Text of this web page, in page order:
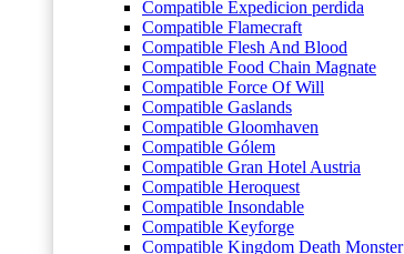
Compatible Expedicion perdida
Compatible Flamecraft
Compatible Flesh And Blood
Compatible Food Chain Magnate
Compatible Force Of Will
Compatible Gaslands
Compatible Gloomhaven
Compatible Gólem
Compatible Gran Hotel Austria
Compatible Heroquest
Compatible Insondable
Compatible Keyforge
Compatible Kingdom Death Monster